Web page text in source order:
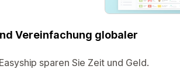
Vereinfachung globaler
sparen Sie Zeit und Geld.